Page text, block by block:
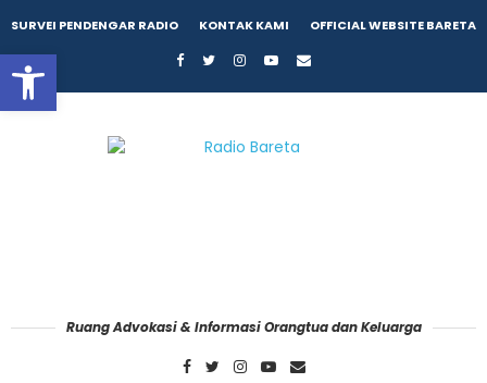
SURVEI PENDENGAR RADIO KONTAK KAMI OFFICIAL WEBSITE BARETA
Ruang Advokasi & Informasi Orangtua dan Keluarga
Open toolbar